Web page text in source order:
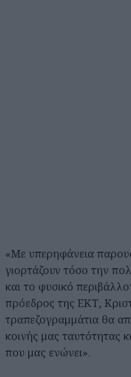
«Με υπερηφάνεια
γιορτάζουν τόσο την
και το φυσικό
πρόεδρος της ΕΚΤ,
τραπεζογραμμάτια θα
κοινής μας ταυτότητας
που μας ενώνει».